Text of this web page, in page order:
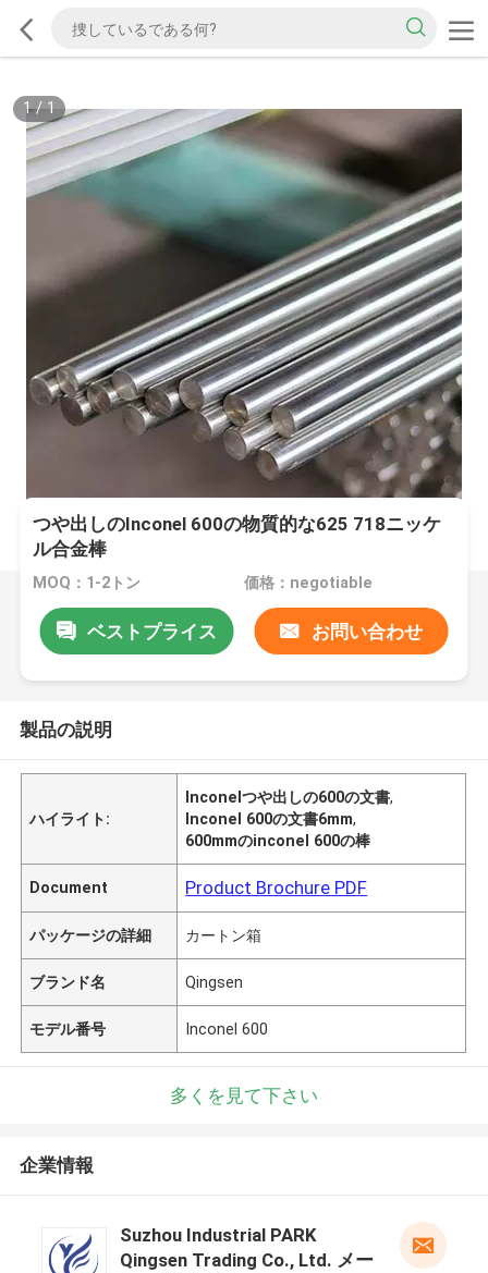
1/1
つや出しのInconel 600の物質的な625 718ニッケ
ル合金棒
MOQ：1-2トン 価格：negotiable
ベストプライス お問い合わせ
製品の説明
ハイライト:
Inconelつや出しの600の文書,
Inconel 600の文書6mm,
600mmのinconel 600の棒
Document Product Brochure PDF
パッケージの詳細 カートン箱
ブランド名 Qingsen
モデル番号 Inconel 600
多くを見て下さい
企業情報
Suzhou Industrial PARK
Qingsen Trading Co., Ltd. メー